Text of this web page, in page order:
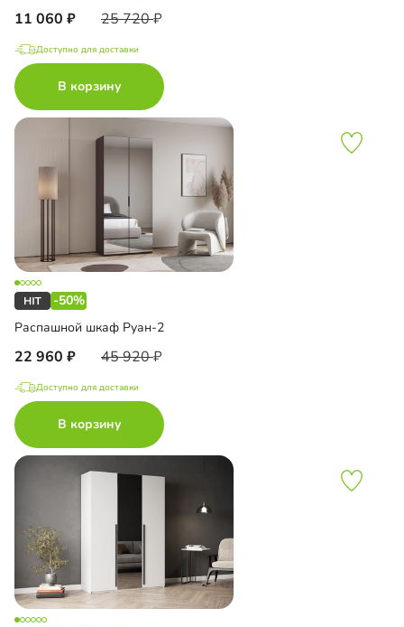
11 060 25 720
Доступно для доставки
В корзину
-50%
Распашной шкаф Руан-2
22 960 45 920
Доступно для доставки
В корзину